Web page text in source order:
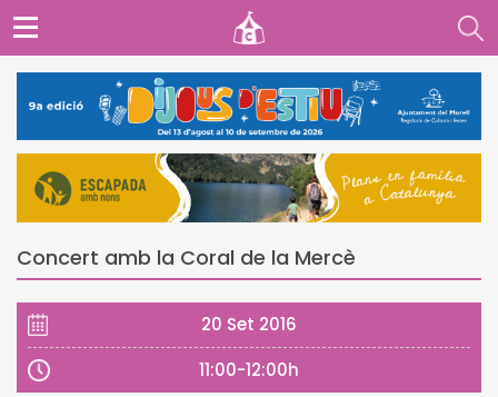
Concert amb la Coral de la Mercè
20 Set 2016
11:00-12:00h